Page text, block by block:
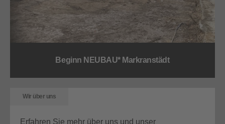
Beginn NEUBAU* Markranstädt
Wir über uns
Erfahren Sie mehr über uns und unser